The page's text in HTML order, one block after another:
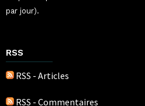
par jour).
RSS
RSS - Articles
RSS - Commentaires